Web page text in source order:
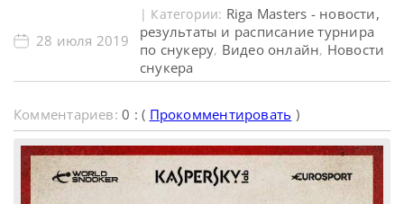
28 июля 2019
| Категории: Riga Masters - новости,
результаты и расписание турнира
по снукеру, Видео онлайн, Новости
снукера
Комментариев:0 : ( Прокомментировать )